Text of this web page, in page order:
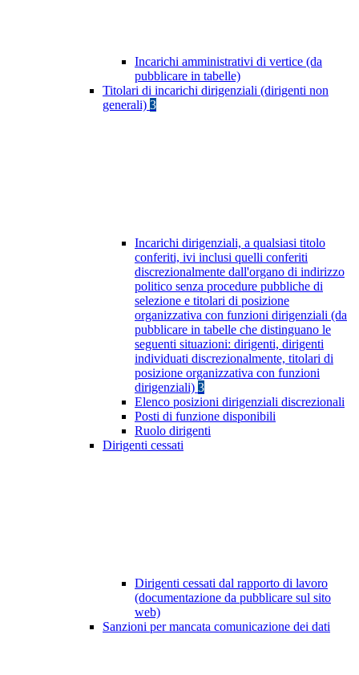
Incarichi amministrativi di vertice (da
pubblicare in tabelle)
Titolari di incarichi dirigenziali (dirigenti non
generali) 3
Incarichi dirigenziali, a qualsiasi titolo
conferiti, ivi inclusi quelli conferiti
discrezionalmente dall'organo di indirizzo
politico senza procedure pubbliche di
selezione e titolari di posizione
organizzativa con funzioni dirigenziali (da
pubblicare in tabelle che distinguano le
seguenti situazioni: dirigenti, dirigenti
individuati discrezionalmente, titolari di
posizione organizzativa con funzioni
dirigenziali) 3
Elenco posizioni dirigenziali discrezionali
Posti di funzione disponibili
Ruolo dirigenti
Dirigenti cessati
Dirigenti cessati dal rapporto di lavoro
(documentazione da pubblicare sul sito
web)
Sanzioni per mancata comunicazione dei dati